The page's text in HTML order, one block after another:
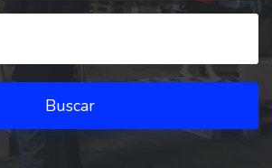
Buscar